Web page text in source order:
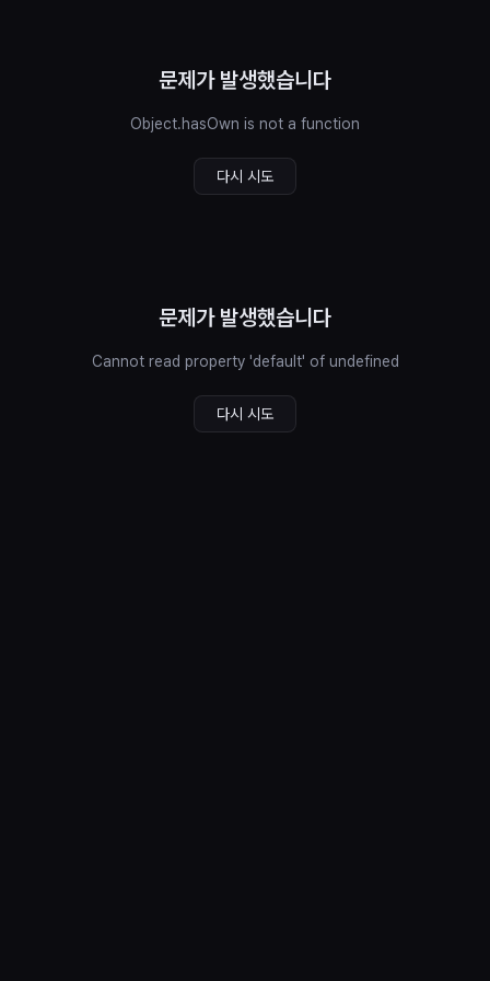
문제가 발생했습니다
Object.hasOwn is not a function
다시 시도
문제가 발생했습니다
Cannot read property 'default' of undefined
다시 시도